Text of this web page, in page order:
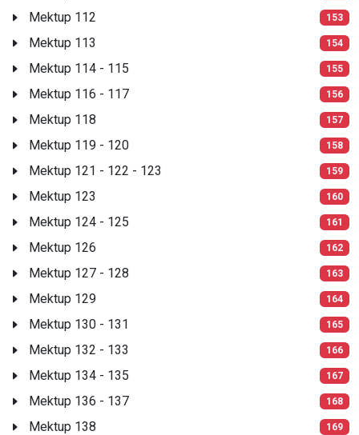
Mektup 112 153
Mektup 113 154
Mektup 114 - 115 155
Mektup 116 - 117 156
Mektup 118 157
Mektup 119 - 120 158
Mektup 121 - 122 - 123 159
Mektup 123 160
Mektup 124 - 125 161
Mektup 126 162
Mektup 127 - 128 163
Mektup 129 164
Mektup 130 - 131 165
Mektup 132 - 133 166
Mektup 134 - 135 167
Mektup 136 - 137 168
Mektup 138 169